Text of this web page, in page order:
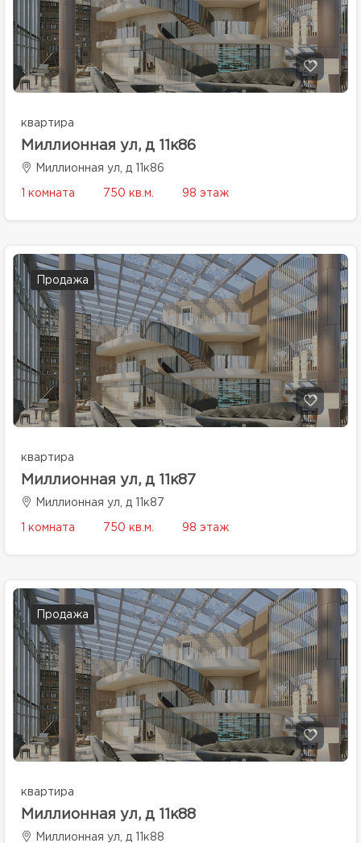
квартира
Миллионная ул, д 11к86
Миллионная ул, д 11к86
1 комната 750 кв.м. 98 этаж
Продажа
квартира
Миллионная ул, д 11к87
Миллионная ул, д 11к87
1 комната 750 кв.м. 98 этаж
Продажа
квартира
Миллионная ул, д 11к88
Миллионная ул, д 11к88